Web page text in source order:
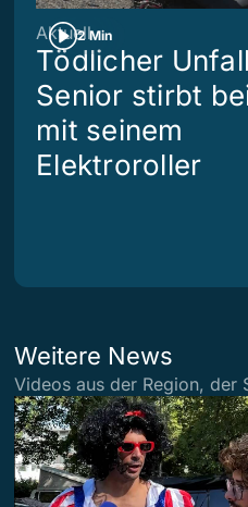
2 Min
Aktuell
Tödlicher
Senior stirbt
mit seinem
Elektroroller
Weitere News
Videos aus der Region, der